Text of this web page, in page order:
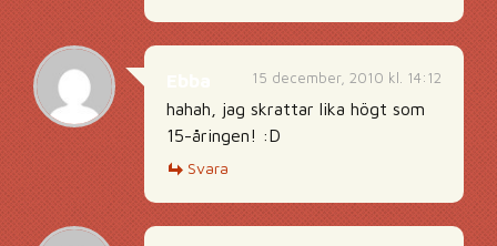
15 december, 2010 kl. 14:12
hahah, jag skrattar lika högt som
15-åringen! :D
Svara